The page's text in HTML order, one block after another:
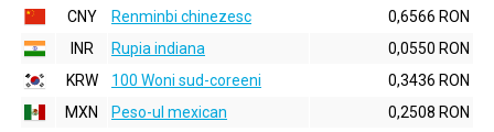
CNY
Renminbi chinezesc
0,6566 RON
INR
Rupia indiana
0,0550 RON
KRW
100 Woni sud-coreeni
0,3436 RON
MXN
Peso-ul mexican
0,2508 RON